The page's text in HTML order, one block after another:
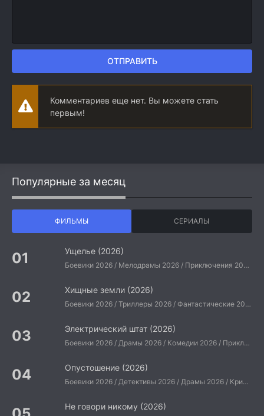
ОТПРАВИТЬ
Комментариев еще нет. Вы можете стать
первым!
Популярные за месяц
ФИЛЬМЫ СЕРИАЛЫ
Ущелье (2026)
Боевики 2026 / Мелодрамы 2026 / Приключения 2026 / Ужасы 2026 / Фантастические 2026 / Зарубежные фильмы 2026 / Американские фильмы / Фильмы 2026
Хищные земли (2026)
Боевики 2026 / Триллеры 2026 / Фантастические 2026 / Зарубежные фильмы 2026 / Американские фильмы / Фильмы 2026
Электрический штат (2026)
Боевики 2026 / Драмы 2026 / Комедии 2026 / Приключения 2026 / Фантастические 2026 / Зарубежные фильмы 2026 / Американские фильмы / Фильмы 2026
Опустошение (2026)
Боевики 2026 / Детективы 2026 / Драмы 2026 / Криминальные фильмы 2026 / Триллеры 2026 / Зарубежные фильмы 2026 / Американские фильмы / Фильмы 2026
Не говори никому (2026)